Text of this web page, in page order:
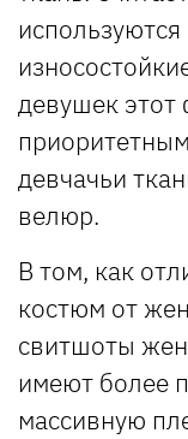
девушек этот
девчачьи
велюр.
В том, как
костюм от
свитшоты
имеют более
массивную